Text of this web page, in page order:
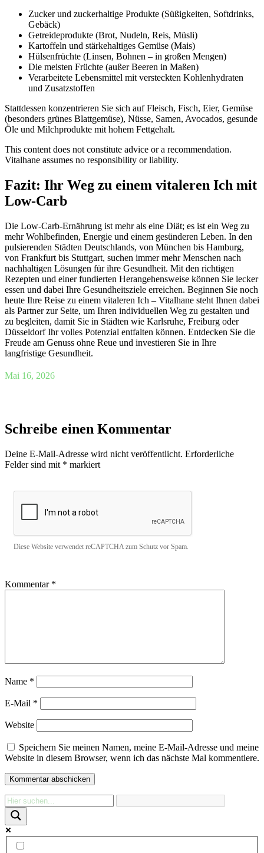
Zucker und zuckerhaltige Produkte (Süßigkeiten, Softdrinks,
Gebäck)
Getreideprodukte (Brot, Nudeln, Reis, Müsli)
Kartoffeln und stärkehaltiges Gemüse (Mais)
Hülsenfrüchte (Linsen, Bohnen – in großen Mengen)
Die meisten Früchte (außer Beeren in Maßen)
Verarbeitete Lebensmittel mit versteckten Kohlenhydraten
und Zusatzstoffen
Stattdessen konzentrieren Sie sich auf Fleisch, Fisch, Eier, Gemüse
(besonders grünes Blattgemüse), Nüsse, Samen, Avocados, gesunde
Öle und Milchprodukte mit hohem Fettgehalt.
This content does not constitute advice or a recommendation.
Vitalhane assumes no responsibility or liability.
Fazit: Ihr Weg zu einem vitaleren Ich mit
Low-Carb
Die Low-Carb-Ernährung ist mehr als eine Diät; es ist ein Weg zu
mehr Wohlbefinden, Energie und einem gesünderen Leben. In den
pulsierenden Städten Deutschlands, von München bis Hamburg,
von Frankfurt bis Stuttgart, suchen immer mehr Menschen nach
nachhaltigen Lösungen für ihre Gesundheit. Mit den richtigen
Rezepten und einer fundierten Herangehensweise können Sie lecker
essen und dabei Ihre Gesundheitsziele erreichen. Beginnen Sie noch
heute Ihre Reise zu einem vitaleren Ich – Vitalhane steht Ihnen dabei
als Partner zur Seite, um Ihren individuellen Weg zu gestalten und
zu begleiten, damit Sie in Städten wie Karlsruhe, Freiburg oder
Düsseldorf Ihr volles Potenzial entfalten können. Entdecken Sie die
Freude am Genuss ohne Reue und investieren Sie in Ihre
langfristige Gesundheit.
Mai 16, 2026
Schreibe einen Kommentar
Deine E-Mail-Adresse wird nicht veröffentlicht. Erforderliche
Felder sind mit * markiert
Diese Website verwendet reCAPTCHA zum Schutz vor Spam.
Kommentar *
Name *
E-Mail *
Website
Speichern Sie meinen Namen, meine E-Mail-Adresse und meine
Website in diesem Browser, wenn ich das nächste Mal kommentiere.